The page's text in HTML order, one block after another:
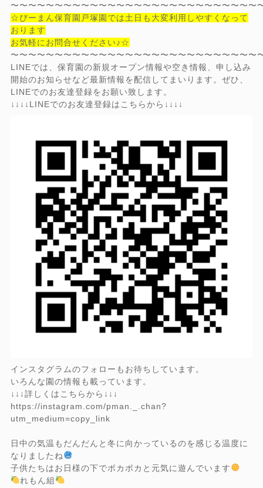
〜〜〜〜〜〜〜〜〜〜〜〜〜〜〜〜〜〜〜〜〜〜〜〜〜〜〜〜
☆ぴーまん保育園戸塚園では土日も大変利用しやすくなって
おります
お気軽にお問合せください♪☆
〜〜〜〜〜〜〜〜〜〜〜〜〜〜〜〜〜〜〜〜〜〜〜〜〜〜〜〜
LINEでは、保育園の新規オープン情報や空き情報、申し込み
開始のお知らせなど最新情報を配信してまいります。ぜひ、
LINEでのお友達登録をお願い致します。
↓↓↓↓LINEでのお友達登録はこちらから↓↓↓↓
インスタグラムのフォローもお待ちしています。
いろんな園の情報も載っています。
↓↓↓詳しくはこちらから↓↓↓
https://instagram.com/pman._.chan?
utm_medium=copy_link
日中の気温もだんだんと冬に向かっているのを感じる温度に
なりましたね
子供たちはお日様の下でポカポカと元気に遊んでいます
れもん組